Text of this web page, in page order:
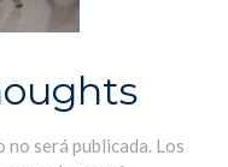
será publicada. Los